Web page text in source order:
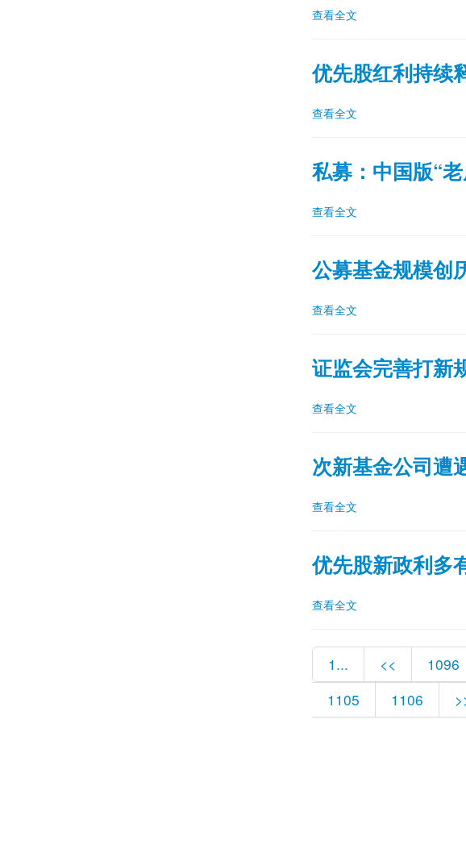
查看全文
优先股红利持续
查看全文
私募：中国版“
查看全文
公募基金规模创
查看全文
证监会完善打新
查看全文
次新基金公司遭
查看全文
优先股新政利多
查看全文
1... << 1096
1105
1106